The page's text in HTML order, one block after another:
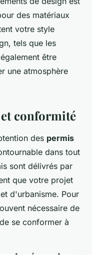
des matériaux
votre style
tels que les
être
une atmosphère
conformité
des permis
dans tout
sont délivrés par
que votre projet
d'urbanisme. Pour
nécessaire de
se conformer à